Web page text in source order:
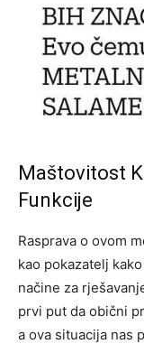
Maštovitost
Funkcije
Rasprava o ovom
kao pokazatelj
načine za
prvi put da obični
a ova situacija nas